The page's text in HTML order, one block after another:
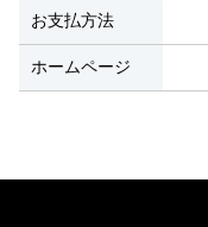
お支払方法
ホームページ